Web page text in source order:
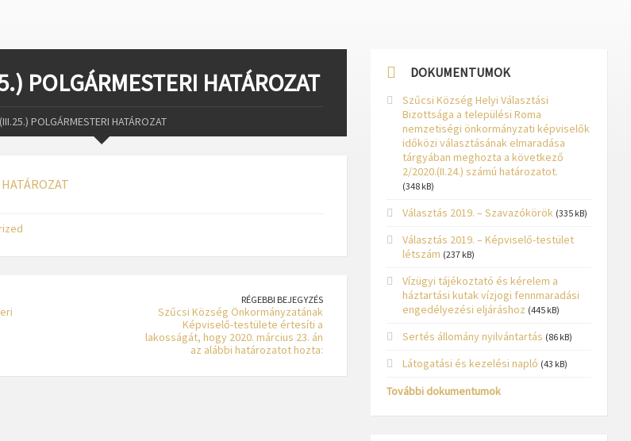
POLGÁRMESTERI HATÁROZAT
POLGÁRMESTERI HATÁROZAT
RÉGEBBI BEJEGYZÉS
Szűcsi Község Önkormányzatának
Képviselő-testülete értesíti a
lakosságát, hogy 2020. március 23. án
az alábbi határozatot hozta:
DOKUMENTUMOK
Szűcsi Község Helyi Választási
Bizottsága a települési Roma
nemzetiségi önkormányzati képviselők
időközi választásának elmaradása
tárgyában meghozta a következő
2/2020.(II.24.) számú határozatot.
(348 kB)
Választás 2019. – Szavazókörök (335 kB)
Választás 2019. – Képviselő-testület
létszám (237 kB)
Vízügyi tájékoztató és kérelem a
háztartási kutak vízjogi fennmaradási
engedélyezési eljáráshoz (445 kB)
Sertés állomány nyilvántartás (86 kB)
Látogatási és kezelési napló (43 kB)
További dokumentumok